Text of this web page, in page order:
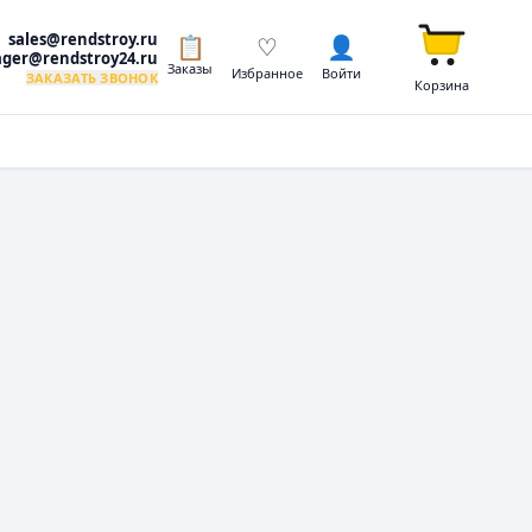
sales@rendstroy.ru
ЗАКАЗАТЬ ЗВОНОК
📋
Заказы
♡
Избранное
👤
Войти
Корзина